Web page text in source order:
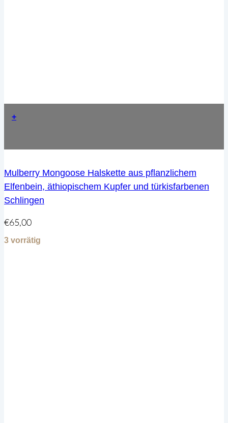
+
Mulberry Mongoose Halskette aus pflanzlichem
Elfenbein, äthiopischem Kupfer und türkisfarbenen
Schlingen
€65,00
3 vorrätig